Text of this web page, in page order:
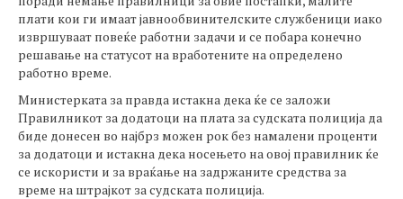
плати кои ги имаат јавнообвинителските службеници иако
извршуваат повеќе работни задачи и се побара конечно
решавање на статусот на вработените на определено
работно време.
Министерката за правда истакна дека ќе се заложи
Правилникот за додатоци на плата за судската полиција да
биде донесен во најбрз можен рок без намалени проценти
за додатоци и истакна дека носењето на овој правилник ќе
се искористи и за враќање на задржаните средства за
време на штрајкот за судската полиција.